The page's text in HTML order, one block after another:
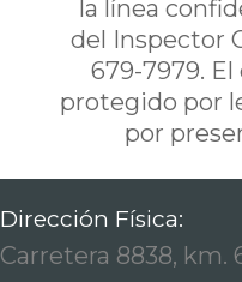
la línea
del Inspector
679-7979.
protegido por
por
Dirección Física:
Carretera 8838, km.